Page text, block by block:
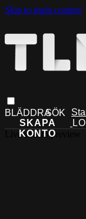
Skip to main content
Live stream preview